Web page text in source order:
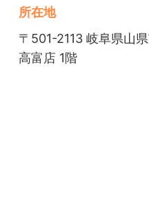
所在地
〒501-2113 岐阜県山
高富店 1階